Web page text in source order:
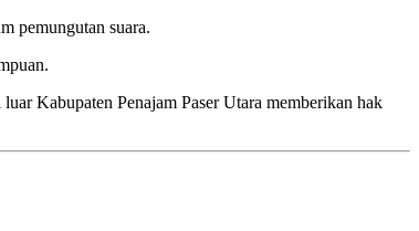
pemungutan suara.
Kabupaten Penajam Paser Utara memberikan hak